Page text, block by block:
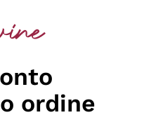
ordine